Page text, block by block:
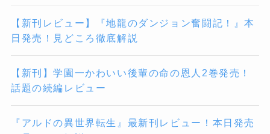
【新刊レビュー】『地龍のダンジョン奮闘記！』本
日発売！見どころ徹底解説
【新刊】学園一かわいい後輩の命の恩人2巻発売！
話題の続編レビュー
『アルドの異世界転生』最新刊レビュー！本日発売